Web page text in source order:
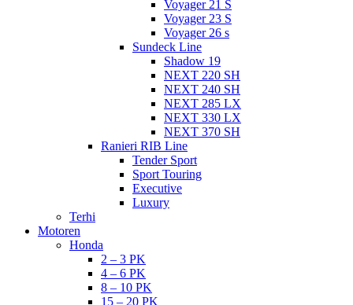
Voyager 21 S
Voyager 23 S
Voyager 26 s
Sundeck Line
Shadow 19
NEXT 220 SH
NEXT 240 SH
NEXT 285 LX
NEXT 330 LX
NEXT 370 SH
Ranieri RIB Line
Tender Sport
Sport Touring
Executive
Luxury
Terhi
Motoren
Honda
2 – 3 PK
4 – 6 PK
8 – 10 PK
15 – 20 PK